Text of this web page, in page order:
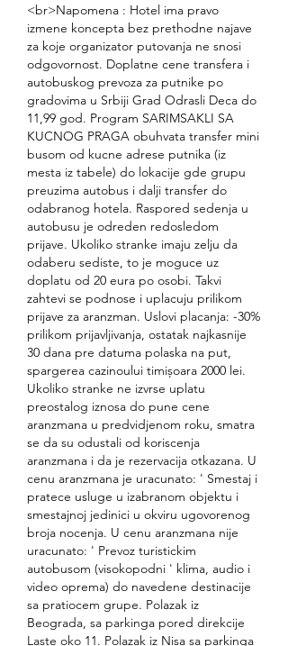
<br>Napomena : Hotel ima pravo
izmene koncepta bez prethodne najave
za koje organizator putovanja ne snosi
odgovornost. Doplatne cene transfera i
autobuskog prevoza za putnike po
gradovima u Srbiji Grad Odrasli Deca do
11,99 god. Program SARIMSAKLI SA
KUCNOG PRAGA obuhvata transfer mini
busom od kucne adrese putnika (iz
mesta iz tabele) do lokacije gde grupu
preuzima autobus i dalji transfer do
odabranog hotela. Raspored sedenja u
autobusu je odreden redosledom
prijave. Ukoliko stranke imaju zelju da
odaberu sediste, to je moguce uz
doplatu od 20 eura po osobi. Takvi
zahtevi se podnose i uplacuju prilikom
prijave za aranzman. Uslovi placanja: -30%
prilikom prijavljivanja, ostatak najkasnije
30 dana pre datuma polaska na put,
spargerea cazinoului timișoara 2000 lei.
Ukoliko stranke ne izvrse uplatu
preostalog iznosa do pune cene
aranzmana u predvidjenom roku, smatra
se da su odustali od koriscenja
aranzmana i da je rezervacija otkazana. U
cenu aranzmana je uracunato: ' Smestaj i
pratece usluge u izabranom objektu i
smestajnoj jedinici u okviru ugovorenog
broja nocenja. U cenu aranzmana nije
uracunato: ' Prevoz turistickim
autobusom (visokopodni ' klima, audio i
video oprema) do navedene destinacije
sa pratiocem grupe. Polazak iz
Beograda, sa parkinga pored direkcije
Laste oko 11. Polazak iz Nisa sa parkinga